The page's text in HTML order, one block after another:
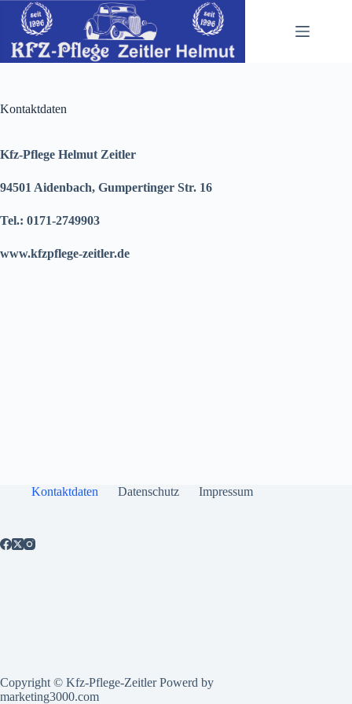
Inhalt
springen
Kontaktdaten
Kfz-Pflege Helmut Zeitler
94501 Aidenbach, Gumpertinger Str. 16
Tel.: 0171-2749903
www.kfzpflege-zeitler.de
Kontaktdaten Datenschutz Impressum
Copyright © Kfz-Pflege-Zeitler Powerd by
marketing3000.com